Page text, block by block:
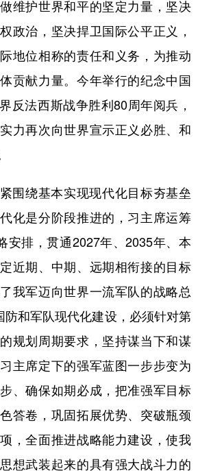
维护世界和平的坚定力量，坚决
政治，坚决捍卫国际公平正义，
地位相称的责任和义务，为推动
贡献力量。今年举行的纪念中国
反法西斯战争胜利80周年阅兵，
力再次向世界宣示正义必胜、和
绕基本实现现代化目标夯基垒
化是分阶段推进的，习主席运筹
安排，贯通2027年、2035年、本
近期、中期、远期相衔接的目标
我军迈向世界一流军队的战略总
防和军队现代化建设，必须针对第
规划周期要求，坚持谋当下和谋
主席定下的强军蓝图一步步变为
、确保如期必成，把准强军目标
答卷，巩固拓展优势、突破瓶颈
，全面推进战略能力建设，使我
想武装起来的具有强大战斗力的